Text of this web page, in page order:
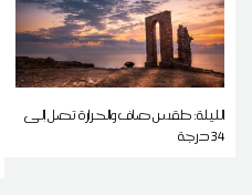
الليلة: طقس صاف والحرارة تصل إلى
34 درجة